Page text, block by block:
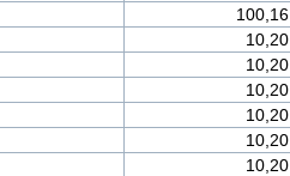
100,16
10,20
10,20
10,20
10,20
10,20
10,20